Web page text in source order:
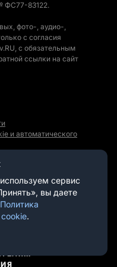
ФС77-83122.
фото-, аудио-,
с согласия
с обязательным
ссылки на сайт
и автоматического
сетях:сервис
вы даете
Политика
.